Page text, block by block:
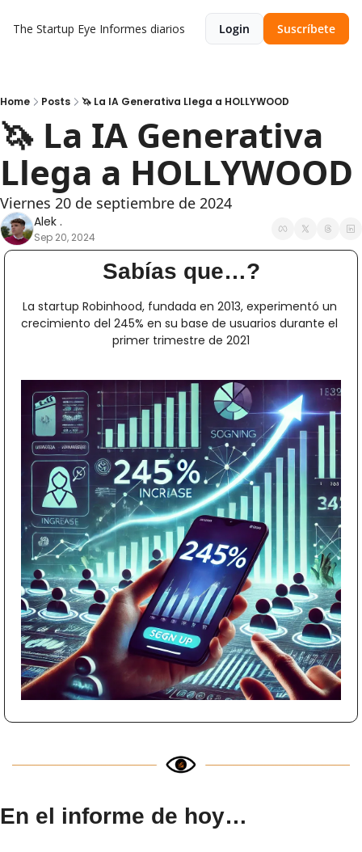
The Startup Eye Informes diarios Login Suscríbete
Home Posts 🦄 La IA Generativa Llega a HOLLYWOOD
🦄 La IA Generativa
Llega a HOLLYWOOD
Viernes 20 de septiembre de 2024
Alek .
Sep 20, 2024
Sabías que…?
La startup Robinhood, fundada en 2013, experimentó un
crecimiento del 245% en su base de usuarios durante el
primer trimestre de 2021
En el informe de hoy…